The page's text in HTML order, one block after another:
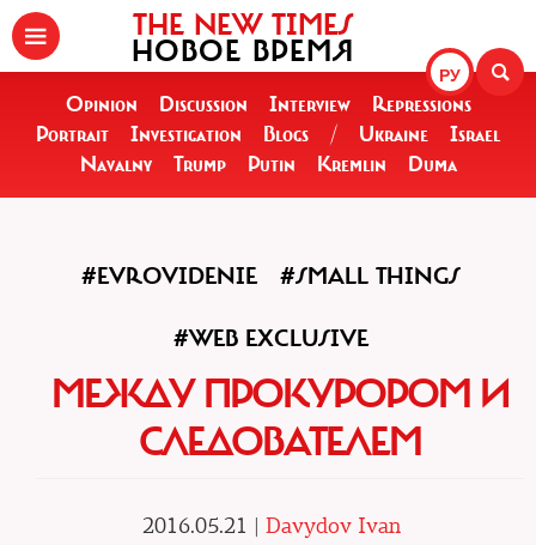
РУ
THE NEW TIMES
НОВОЕ ВРЕМЯ
Opinion Discussion Interview
Repressions
Portrait
Investigation Blogs / Ukraine
Israel
Navalny
Trump Putin Kremlin Duma
#EVROVIDENIE #SMALL THINGS
#WEB EXCLUSIVE
МЕЖДУ ПРОКУРОРОМ И
СЛЕДОВАТЕЛЕМ
2016.05.21 | Davydov Ivan